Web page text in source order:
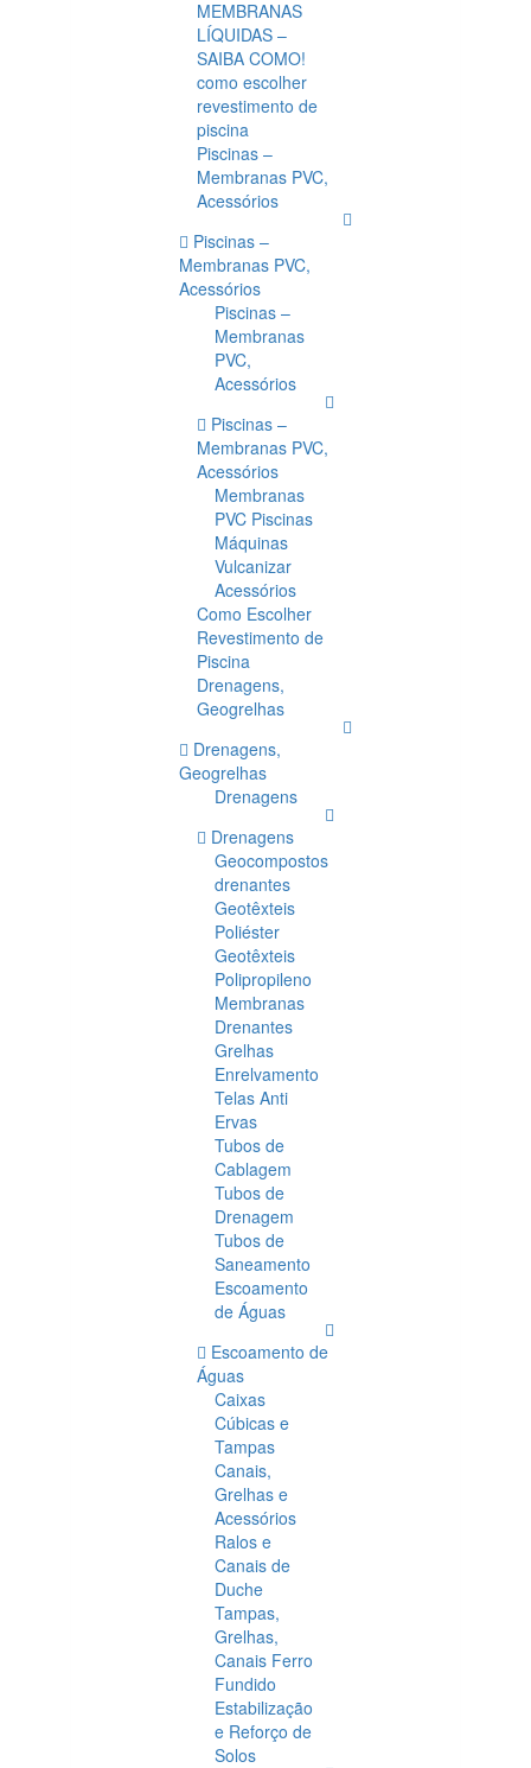
MEMBRANAS
LÍQUIDAS –
SAIBA COMO!
como escolher
revestimento de
piscina
Piscinas –
Membranas PVC,
Acessórios
Piscinas –
Membranas PVC,
Acessórios
Piscinas –
Membranas
PVC,
Acessórios
Piscinas –
Membranas PVC,
Acessórios
Membranas
PVC Piscinas
Máquinas
Vulcanizar
Acessórios
Como Escolher
Revestimento de
Piscina
Drenagens,
Geogrelhas
Drenagens,
Geogrelhas
Drenagens
Drenagens
Geocompostos
drenantes
Geotêxteis
Poliéster
Geotêxteis
Polipropileno
Membranas
Drenantes
Grelhas
Enrelvamento
Telas Anti
Ervas
Tubos de
Cablagem
Tubos de
Drenagem
Tubos de
Saneamento
Escoamento
de Águas
Escoamento de
Águas
Caixas
Cúbicas e
Tampas
Canais,
Grelhas e
Acessórios
Ralos e
Canais de
Duche
Tampas,
Grelhas,
Canais Ferro
Fundido
Estabilização
e Reforço de
Solos